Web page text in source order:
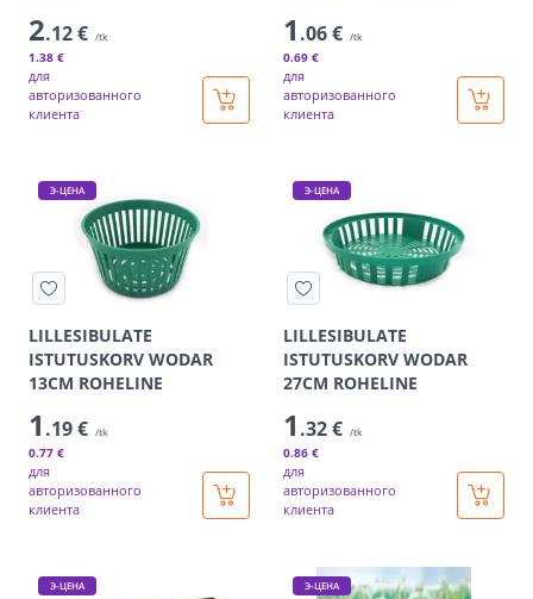
2.12 € /tk
1.38 €
для
авторизованного
клиента
1 .06 € /tk
0.69 €
для
авторизованного
клиента
Э-ЦЕНА
LILLESIBULATE
ISTUTUSKORV WODAR
13CM ROHELINE
1 .19 € /tk
0.77 €
для
авторизованного
клиента
Э-ЦЕНА
LILLESIBULATE
ISTUTUSKORV WODAR
27CM ROHELINE
1 .32 € /tk
0.86 €
для
авторизованного
клиента
Э-ЦЕНА Э-ЦЕНА